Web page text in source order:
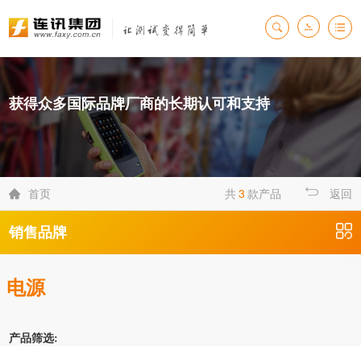
获得众多国际品牌厂商的长期认可和支持
 首页 共3 款产品 返回
销售品牌
电源
产品筛选: